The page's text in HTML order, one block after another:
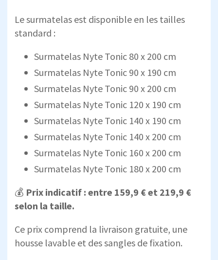
Le surmatelas est disponible en les tailles
standard :
Surmatelas Nyte Tonic 80 x 200 cm
Surmatelas Nyte Tonic 90 x 190 cm
Surmatelas Nyte Tonic 90 x 200 cm
Surmatelas Nyte Tonic 120 x 190 cm
Surmatelas Nyte Tonic 140 x 190 cm
Surmatelas Nyte Tonic 140 x 200 cm
Surmatelas Nyte Tonic 160 x 200 cm
Surmatelas Nyte Tonic 180 x 200 cm
💰 Prix indicatif : entre 159,9 € et 219,9 €
selon la taille.
Ce prix comprend la livraison gratuite, une
housse lavable et des sangles de fixation.